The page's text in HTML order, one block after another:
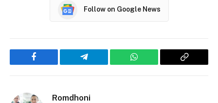
Follow on Google News
Facebook Telegram WhatsApp
Copy
Romdhoni